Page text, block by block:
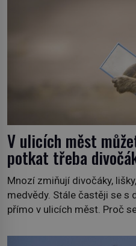
V ulicích měst
potkat třeba
Mnozí zmiňují divočáky,
medvědy. Stále častěji se s
přímo v ulicích měst. Proč
jiných. My se raději